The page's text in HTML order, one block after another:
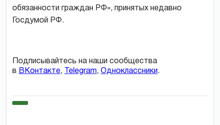
обязанности граждан РФ», принятых недавно
Госдумой РФ.
Подписывайтесь на наши сообщества
в ВКонтакте, Telegram, Одноклассники.